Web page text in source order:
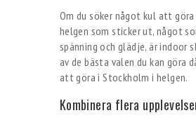
Om du söker något kul att
helgen som sticker ut, något
spänning och glädje, är indoor
av de bästa valen du kan göra
att göra i Stockholm i helgen.
Kombinera flera